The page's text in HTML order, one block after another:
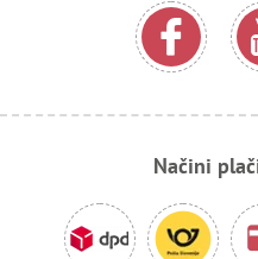
Načini